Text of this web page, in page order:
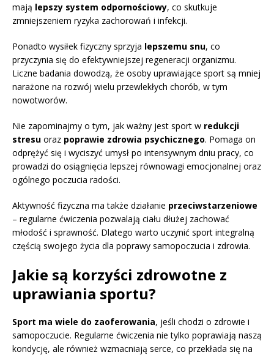
mają lepszy system odpornościowy, co skutkuje
zmniejszeniem ryzyka zachorowań i infekcji.
Ponadto wysiłek fizyczny sprzyja lepszemu snu, co
przyczynia się do efektywniejszej regeneracji organizmu.
Liczne badania dowodzą, że osoby uprawiające sport są mniej
narażone na rozwój wielu przewlekłych chorób, w tym
nowotworów.
Nie zapominajmy o tym, jak ważny jest sport w redukcji
stresu oraz poprawie zdrowia psychicznego. Pomaga on
odprężyć się i wyciszyć umysł po intensywnym dniu pracy, co
prowadzi do osiągnięcia lepszej równowagi emocjonalnej oraz
ogólnego poczucia radości.
Aktywność fizyczna ma także działanie przeciwstarzeniowe
– regularne ćwiczenia pozwalają ciału dłużej zachować
młodość i sprawność. Dlatego warto uczynić sport integralną
częścią swojego życia dla poprawy samopoczucia i zdrowia.
Jakie są korzyści zdrowotne z
uprawiania sportu?
Sport ma wiele do zaoferowania, jeśli chodzi o zdrowie i
samopoczucie. Regularne ćwiczenia nie tylko poprawiają naszą
kondycję, ale również wzmacniają serce, co przekłada się na